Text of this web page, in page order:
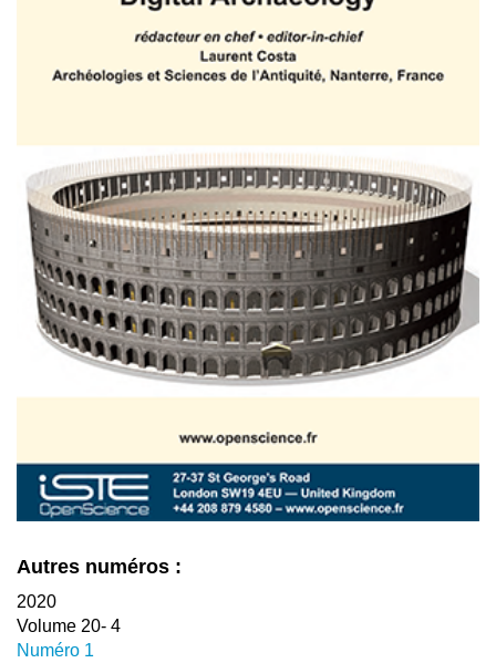
Autres numéros :
2020
Volume 20- 4
Numéro 1